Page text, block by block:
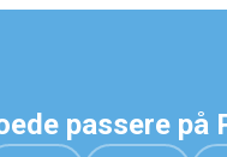
passere på